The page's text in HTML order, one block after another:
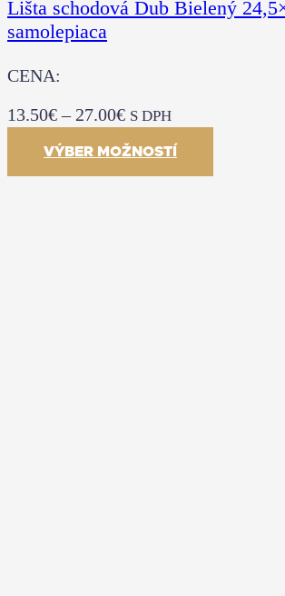
Lišta schodová Dub Bielený
samolepiaca
CENA:
13.50€– 27.00€ S DPH
VÝBER MOŽNOSTÍ